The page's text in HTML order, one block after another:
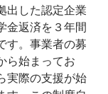
出した認定企業
金返済を３年間
す。事業者の募
ら始まってお
実際の支援が始